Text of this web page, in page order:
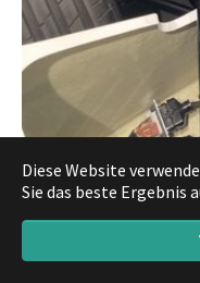
Diese Website
Sie das beste Ergebnis